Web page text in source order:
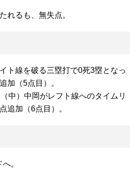
れるも、無失点。
ト線を破る三塁打で0死3塁となっ
加（5点目）。
中）中岡がレフト線へのタイムリ
追加（6点目）。
。